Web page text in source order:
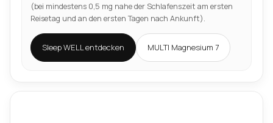
(bei mindestens 0,5 mg nahe der Schlafenszeit am ersten
Reisetag und an den ersten Tagen nach Ankunft).
Sleep WELL entdecken MULTI Magnesium 7